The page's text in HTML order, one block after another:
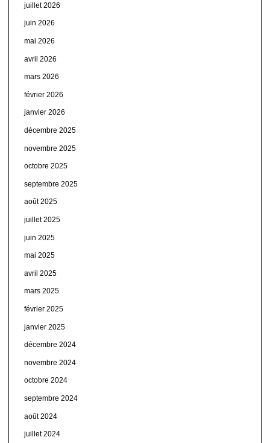
juillet 2026
juin 2026
mai 2026
avril 2026
mars 2026
février 2026
janvier 2026
décembre 2025
novembre 2025
octobre 2025
septembre 2025
août 2025
juillet 2025
juin 2025
mai 2025
avril 2025
mars 2025
février 2025
janvier 2025
décembre 2024
novembre 2024
octobre 2024
septembre 2024
août 2024
juillet 2024